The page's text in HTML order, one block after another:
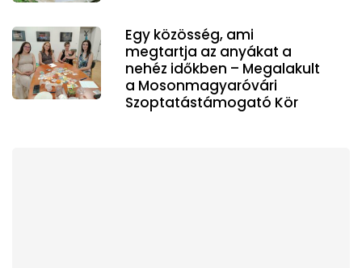
Egy közösség, ami
megtartja az anyákat a
nehéz időkben – Megalakult
a Mosonmagyaróvári
Szoptatástámogató Kör